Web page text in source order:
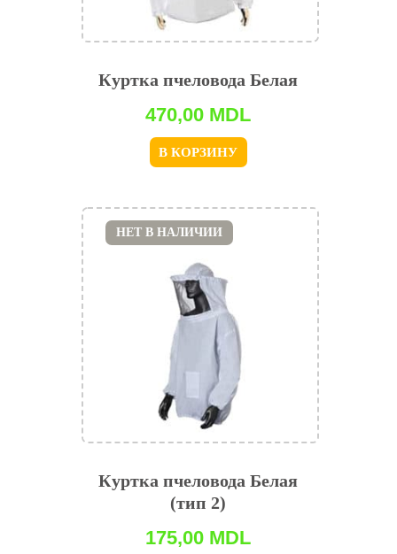
Куртка пчеловода Белая
470,00 MDL
В КОРЗИНУ
Куртка пчеловода Белая
(тип 2)
175,00 MDL
НЕТ В НАЛИЧИИ